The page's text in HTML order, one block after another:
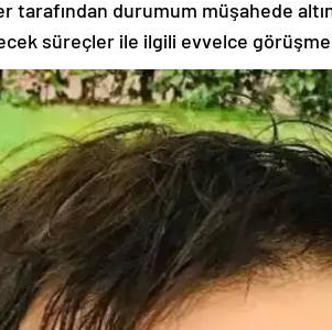
tarafından durumum müşahede
süreçler ile ilgili evvelce